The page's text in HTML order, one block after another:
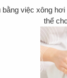
việc xông
thể